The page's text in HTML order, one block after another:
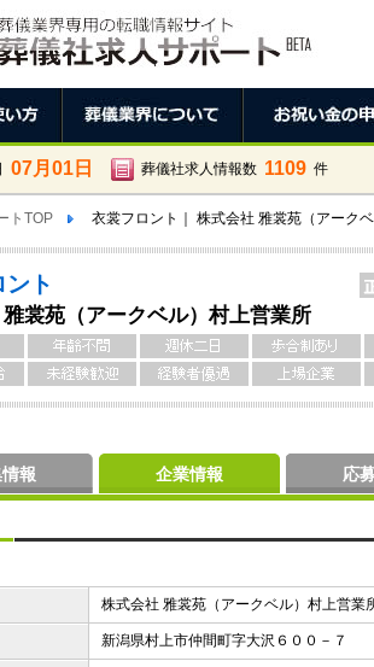
07月01日 葬儀社求人情報数 1109 件
トTOP 衣裳フロント｜ 株式会社 雅裳苑（アーク
ト
裳苑（アークベル）村上営業所
報 企業情報 応
株式会社 雅裳苑（アークベル）村上営業
新潟県村上市仲間町字大沢６００－７